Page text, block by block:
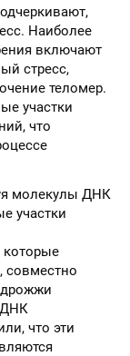
Наиболее
включают
стресс,
теломер.
участки
что
молекулы ДНК
участки
которые
совместно
ДНК
что эти